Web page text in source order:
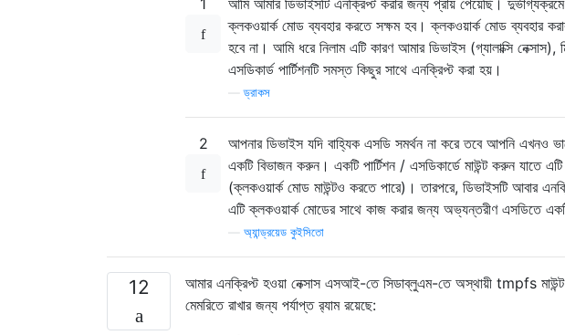
1
আমি আমার ডিভাইসটি এনক্রিপ্ট করার জন্য প্রায় পেয়েছি।
ক্লকওয়ার্ক মোড ব্যবহার করতে সক্ষম হব। ক্লকওয়ার্ক মোড ব্যবহার
হবে না। আমি ধরে নিলাম এটি কারণ আমার ডিভাইস (গ্যালাক্সি
এসডিকার্ড পার্টিশনটি সমস্ত কিছুর সাথে এনক্রিপ্ট করা হয়।
—ড্রাকস
2
আপনার ডিভাইস যদি বাহ্যিক এসডি সমর্থন না করে তবে আপনি এখনও
একটি বিভাজন করুন। একটি পার্টিশন / এসডিকার্ডে মাউন্ট করুন যাতে
(ক্লকওয়ার্ক মোড মাউন্টও করতে পারে)। তারপরে, ডিভাইসটি আবার
এটি ক্লকওয়ার্ক মোডের সাথে কাজ করার জন্য অভ্যন্তরীণ এসডিতে
অ্যান্ড্রয়েড কুইসিতো
12
আমার এনক্রিপ্ট হওয়া নেক্সাস এসআই-তে সিডাব্লুএম-তে অস্থায়ী tmpfs
মেমরিতে রাখার জন্য পর্যাপ্ত র‍্যাম রয়েছে: